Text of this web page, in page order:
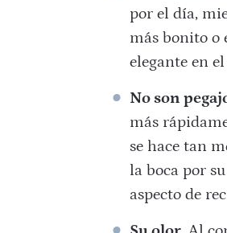
por el día,
más bonito o
elegante en
No son
más
se hace tan
la boca por
aspecto de